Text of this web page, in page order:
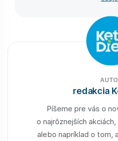
redakcia
Píšeme pre vás o
o najrôznejších
alebo napríklad o tom,